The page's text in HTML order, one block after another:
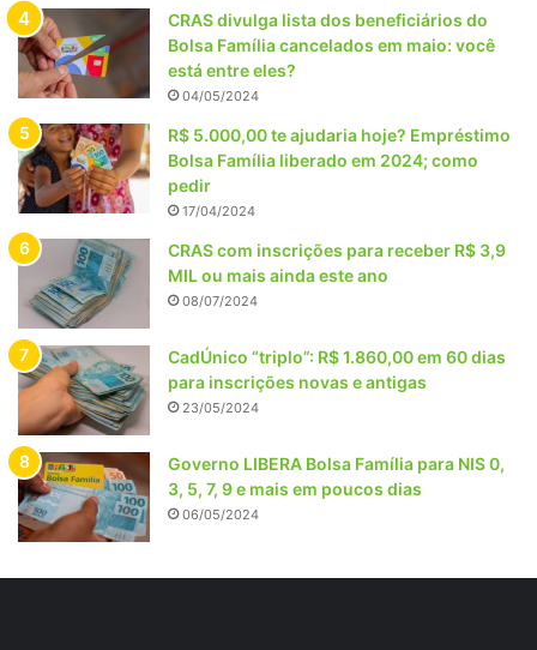
CRAS divulga lista dos beneficiários do
Bolsa Família cancelados em maio: você
está entre eles?
04/05/2024
R$ 5.000,00 te ajudaria hoje? Empréstimo
Bolsa Família liberado em 2024; como
pedir
17/04/2024
CRAS com inscrições para receber R$ 3,9
MIL ou mais ainda este ano
08/07/2024
CadÚnico “triplo”: R$ 1.860,00 em 60 dias
para inscrições novas e antigas
23/05/2024
Governo LIBERA Bolsa Família para NIS 0,
3, 5, 7, 9 e mais em poucos dias
06/05/2024